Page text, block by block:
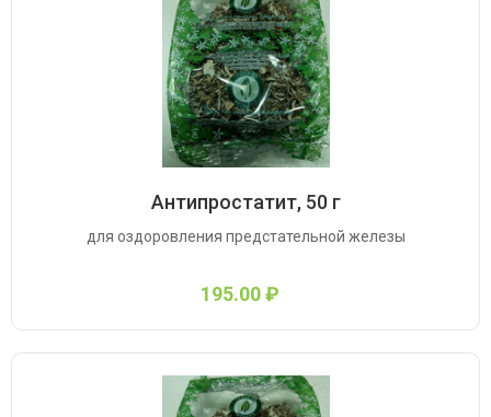
Антипростатит, 50 г
для оздоровления предстательной железы
195.00 ₽